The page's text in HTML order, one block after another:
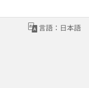
言語：日本語